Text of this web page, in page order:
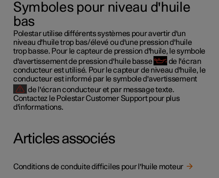
Symboles pour niveau d'huile
bas
Polestar utilise différents systèmes pour avertir d'un
niveau d'huile trop bas/élevé ou d'une pression d'huile
trop basse. Pour le capteur de pression d'huile, le symbole
d'avertissement de pression d'huile basse
de l'écran
conducteur est utilisé. Pour le capteur de niveau d'huile, le
conducteur est informé par le symbole d'avertissement
de l'écran conducteur et par message texte.
Contactez le Polestar Customer Support pour plus
d'informations.
Articles associés
Conditions de conduite difficiles pour l'huile moteur